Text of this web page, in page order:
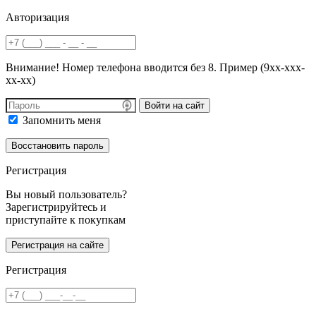
Авторизация
Внимание! Номер телефона вводится без 8. Пример (9хх-ххх-
хх-хх)
Войти на сайт
Запомнить меня
Регистрация
Вы новый пользователь?
Зарегистрируйтесь и
приступайте к покупкам
Регистрация